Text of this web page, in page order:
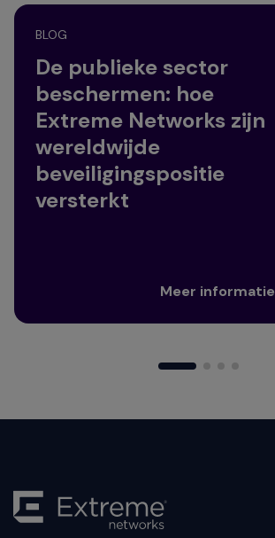
BLOG
De publieke sector
beschermen: hoe
Extreme Networks zijn
wereldwijde
beveiligingspositie
versterkt
Meer informatie